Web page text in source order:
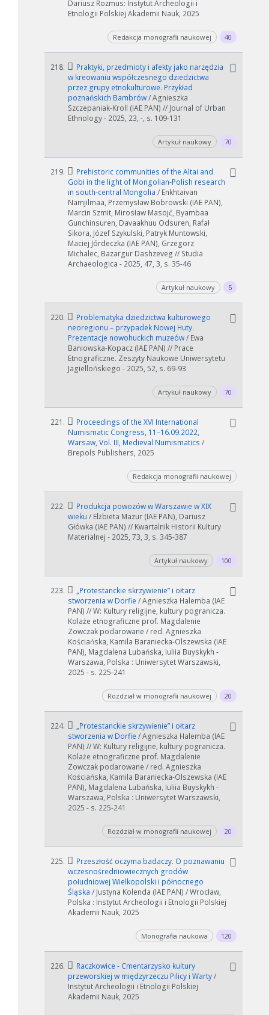
Dariusz Rozmus: Instytut Archeologii i
Etnologii Polskiej Akademii Nauk, 2025
Redakcja monografii naukowej 40
218.
Praktyki, przedmioty i afekty jako narzędzia
w kreowaniu współczesnego dziedzictwa
przez grupy etnokulturowe. Przykład
poznańskich Bambrów/ Agnieszka
Szczepaniak-Kroll (IAE PAN) // Journal of Urban
Ethnology - 2025, 23, -, s. 109-131
Artykuł naukowy 70
219.
Prehistoric communities of the Altai and
Gobi in the light of Mongolian-Polish research
in south-central Mongolia / Enkhtaivan
Namjilmaa, Przemysław Bobrowski (IAE PAN),
Marcin Szmit, Mirosław Masojć, Byambaa
Gunchinsuren, Davaakhuu Odsuren, Rafał
Sikora, Józef Szykulski, Patryk Muntowski,
Maciej Jórdeczka (IAE PAN), Grzegorz
Michalec, Bazargur Dashzeveg // Studia
Archaeologica - 2025, 47, 3, s. 35-46
Artykuł naukowy 5
220.
Problematyka dziedzictwa kulturowego
neoregionu – przypadek Nowej Huty.
Prezentacje nowohuckich muzeów/ Ewa
Baniowska-Kopacz (IAE PAN) // Prace
Etnograficzne. Zeszyty Naukowe Uniwersytetu
Jagiellońskiego - 2025, 52, s. 69-93
Artykuł naukowy 70
221.
Proceedings of the XVI International
Numismatic Congress, 11–16.09.2022,
Warsaw, Vol. III, Medieval Numismatics /
Brepols Publishers, 2025
Redakcja monografii naukowej
222.
Produkcja powozów w Warszawie w XIX
wieku / Elżbieta Mazur (IAE PAN), Dariusz
Główka (IAE PAN) // Kwartalnik Historii Kultury
Materialnej - 2025, 73, 3, s. 345-387
Artykuł naukowy 100
223.
„Protestanckie skrzywienie” i ołtarz
stworzenia w Dorfie / Agnieszka Halemba (IAE
PAN) // W: Kultury religijne, kultury pogranicza.
Kolaże etnograficzne prof. Magdalenie
Zowczak podarowane / red. Agnieszka
Kościańska, Kamila Baraniecka-Olszewska (IAE
PAN), Magdalena Lubańska, Iuliia Buyskykh -
Warszawa, Polska : Uniwersytet Warszawski,
2025 - s. 225-241
Rozdział w monografii naukowej 20
224.
„Protestanckie skrzywienie” i ołtarz
stworzenia w Dorfie / Agnieszka Halemba (IAE
PAN) // W: Kultury religijne, kultury pogranicza.
Kolaże etnograficzne prof. Magdalenie
Zowczak podarowane / red. Agnieszka
Kościańska, Kamila Baraniecka-Olszewska (IAE
PAN), Magdalena Lubańska, Iuliia Buyskykh -
Warszawa, Polska : Uniwersytet Warszawski,
2025 - s. 225-241
Rozdział w monografii naukowej 20
225.
Przeszłość oczyma badaczy. O poznawaniu
wczesnośredniowiecznych grodów
południowej Wielkopolski i północnego
Śląska / Justyna Kolenda (IAE PAN) / Wrocław,
Polska : Instytut Archeologii i Etnologii Polskiej
Akademii Nauk, 2025
Monografia naukowa 120
226.
Raczkowice - Cmentarzysko kultury
przeworskiej w międzyrzeczu Pilicy i Warty/
Instytut Archeologii i Etnologii Polskiej
Akademii Nauk, 2025